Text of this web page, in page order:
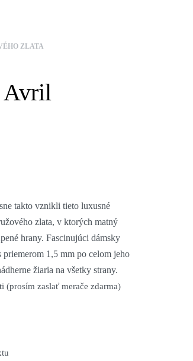
ZLATA
Avril
takto vznikli tieto luxusné
zlata, v ktorých matný
hrany. Fascinujúci dámsky
priemerom 1,5 mm po celom jeho
žiaria na všetky strany.
(prosím zaslať merače zdarma)